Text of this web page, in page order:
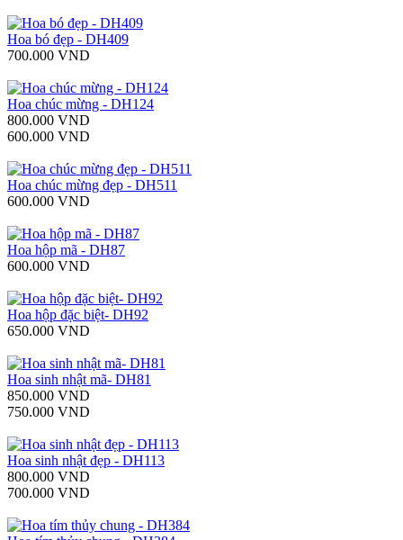
Hoa bó đẹp - DH409
700.000 VND
Hoa chúc mừng - DH124
800.000 VND
600.000 VND
Hoa chúc mừng đẹp - DH511
600.000 VND
Hoa hộp mã - DH87
600.000 VND
Hoa hộp đặc biệt- DH92
650.000 VND
Hoa sinh nhật mã- DH81
850.000 VND
750.000 VND
Hoa sinh nhật đẹp - DH113
800.000 VND
700.000 VND